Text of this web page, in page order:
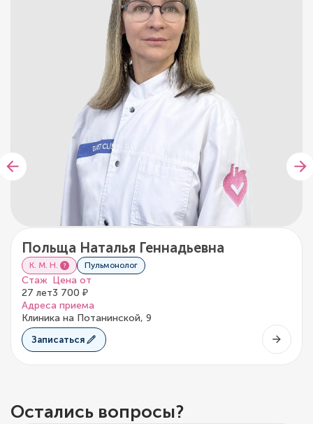
Польща Наталья Геннадьевна
К. М. Н. Пульмонолог
Стаж
27 лет
Цена от
3 700 ₽
Адреса приема
Клиника на Потанинской, 9
Записаться
Остались вопросы?